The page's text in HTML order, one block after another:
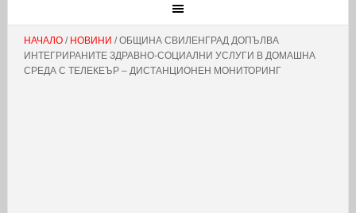
НАЧАЛО/ НОВИНИ / ОБЩИНА СВИЛЕНГРАД ДОПЪЛВА
ИНТЕГРИРАНИТЕ ЗДРАВНО-СОЦИАЛНИ УСЛУГИ В ДОМАШНА
СРЕДА С ТЕЛЕКЕЪР – ДИСТАНЦИОНЕН МОНИТОРИНГ